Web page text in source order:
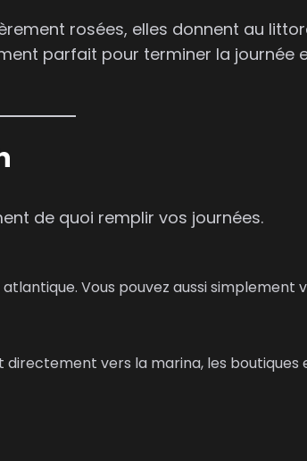
rosées, elles donnent au
parfait pour terminer la
de quoi remplir vos journées.
Vous pouvez aussi
vers la marina, les